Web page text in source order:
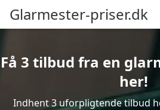
Glarmester-priser.dk
Få 3 tilbud fra en
her!
Indhent 3 uforpligtende tilbud